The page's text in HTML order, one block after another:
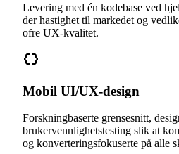
Levering med én kodebase ved
der hastighet til markedet og
ofre UX-kvalitet.
Mobil UI/UX-design
Forskningbaserte grensesnitt,
brukervennlighetstesting slik at
og konverteringsfokuserte på alle